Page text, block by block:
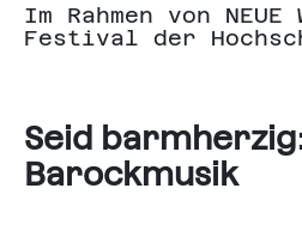
Im Rahmen von NEUE
Festival der
Seid
Barockmusik